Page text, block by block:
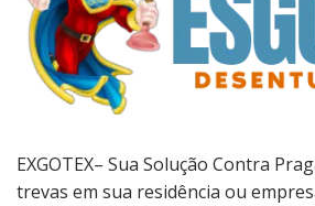
EXGOTEX– Sua Solução Contra
trevas em sua residência ou